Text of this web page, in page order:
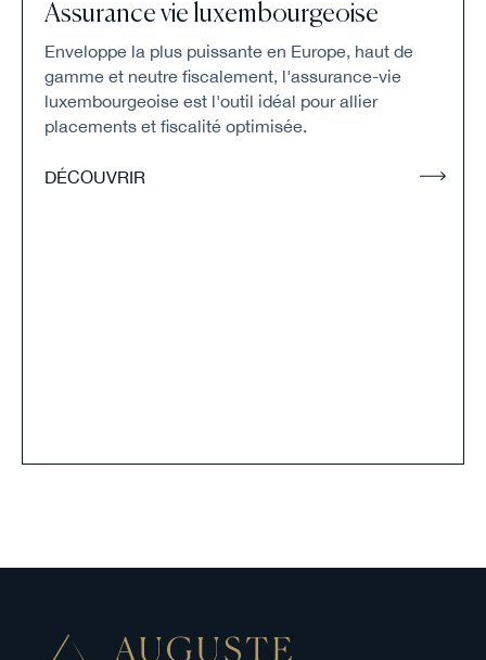
Assurance vie luxembourgeoise
Enveloppe la plus puissante en Europe, haut de
gamme et neutre fiscalement, l'assurance-vie
luxembourgeoise est l'outil idéal pour allier
placements et fiscalité optimisée.
DÉCOUVRIR